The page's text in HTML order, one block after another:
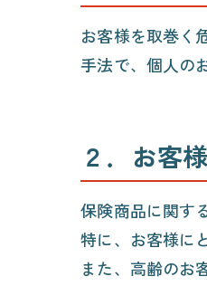
お客様を取巻く
手法で、個人の
２． お客
保険商品に関す
特に、お客様に
また、高齢のお